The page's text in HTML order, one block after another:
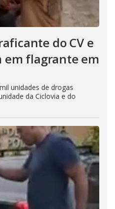
do CV e
em flagrante em
unidades de drogas
da Ciclovia e do